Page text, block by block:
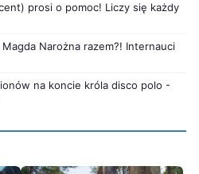
prosi o pomoc! Liczy się każdy
Narożna razem?! Internauci
na koncie króla disco polo -